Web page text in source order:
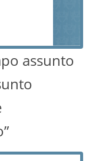
assunto